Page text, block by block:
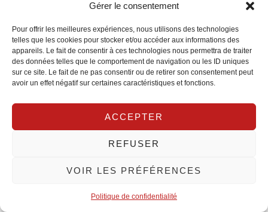
Gérer le consentement
Pour offrir les meilleures expériences, nous utilisons des technologies
telles que les cookies pour stocker et/ou accéder aux informations des
appareils. Le fait de consentir à ces technologies nous permettra de traiter
des données telles que le comportement de navigation ou les ID uniques
sur ce site. Le fait de ne pas consentir ou de retirer son consentement peut
avoir un effet négatif sur certaines caractéristiques et fonctions.
ACCEPTER
REFUSER
VOIR LES PRÉFÉRENCES
Politique de confidentialité
entre assurance du propriétaire et obligations de
l’occupant.
Illustration : un étudiant en alternance à Purpan a cassé
accidentellement l’écran d’un PC prêté lors d’un télétravail
ponctuel. La RC avec extension professionnelle liée au
particulier
minimale
Toulouse